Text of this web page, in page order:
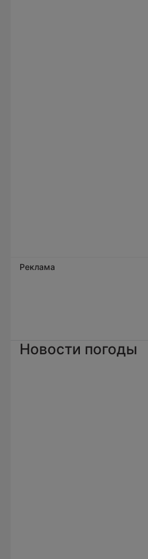
Реклама
Новости погоды